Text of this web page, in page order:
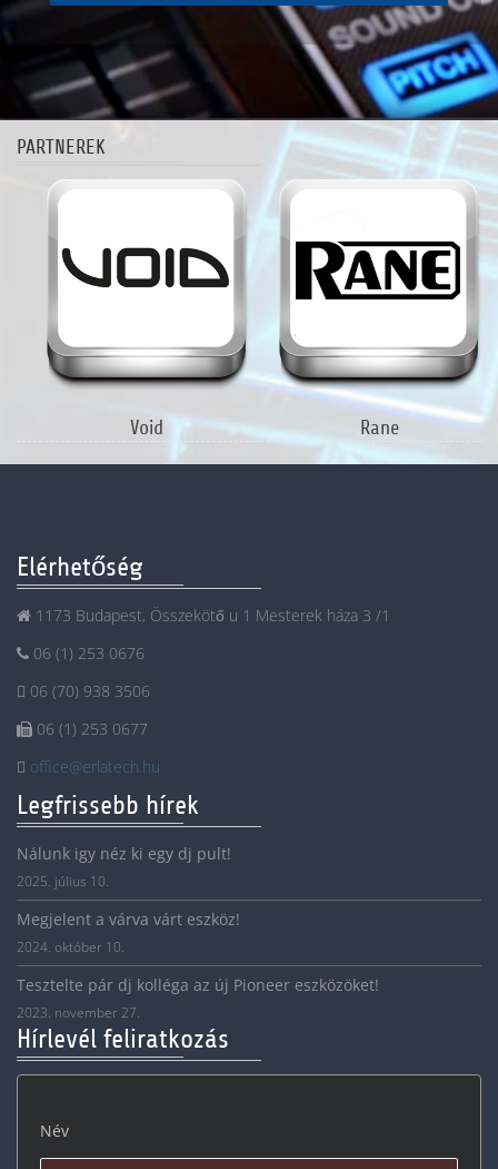
PARTNEREK
Void Rane
Elérhetőség
1173 Budapest, Összekötő u 1 Mesterek háza 3 /1
06 (1) 253 0676
06 (70) 938 3506
06 (1) 253 0677
office@erlatech.hu
Legfrissebb hírek
Nálunk igy néz ki egy dj pult!
2025. július 10.
Megjelent a várva várt eszköz!
2024. október 10.
Tesztelte pár dj kolléga az új Pioneer eszközöket!
2023. november 27.
Hírlevél feliratkozás
Név